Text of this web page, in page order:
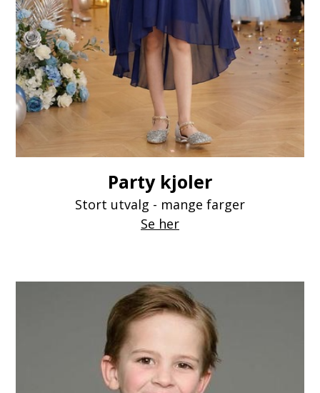
Party kjoler
Stort utvalg - mange farger
Se her